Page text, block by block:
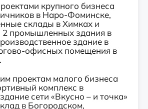
крупного бизнеса
в Наро-Фоминске,
склады в Химках и
2 промышленных здания в
здание в
офисных помещения в
проектам малого бизнеса
комплекс в
сети «Вкусно – и точка»
в Богородском,